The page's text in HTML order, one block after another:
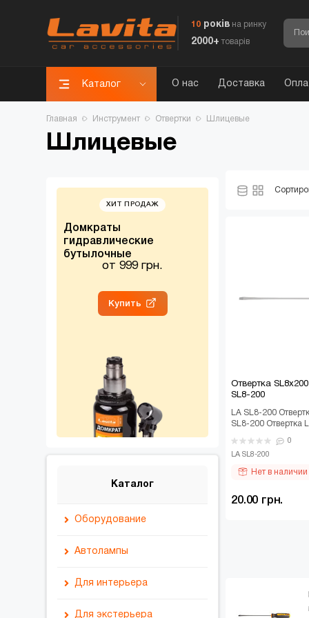
10 років на ринку
2000+ товарів
Каталог О нас Доставка
Главная Инструмент Отвертки Шлицевые
Шлицевые
ХИТ ПРОДАЖ
Домкраты
гидравлические
бутылочные
от 999 грн.
Купить
Каталог
Оборудование
Домкраты
Диагностическое
Автолампы
LED-лампы
Галогеновые лампы
Для интерьера
Пилососи
Для экстерьера
Отвертка
SL8-200
LA SL8-200
SL8-200 Отвертка
0
LA SL8-200
Нет в наличии
20.00 грн.